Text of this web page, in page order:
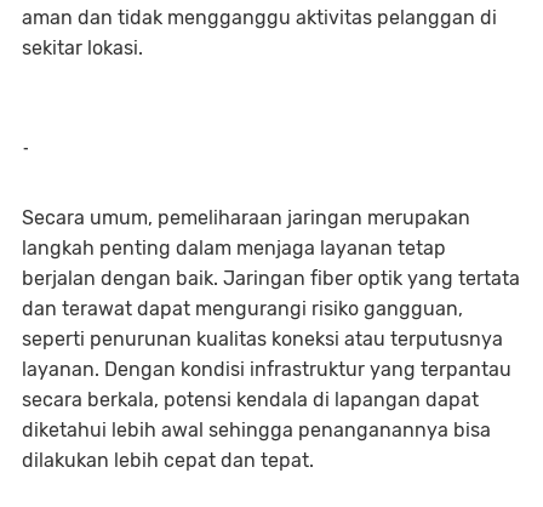
aman dan tidak mengganggu aktivitas pelanggan di
sekitar lokasi.
-
Secara umum, pemeliharaan jaringan merupakan
langkah penting dalam menjaga layanan tetap
berjalan dengan baik. Jaringan fiber optik yang tertata
dan terawat dapat mengurangi risiko gangguan,
seperti penurunan kualitas koneksi atau terputusnya
layanan. Dengan kondisi infrastruktur yang terpantau
secara berkala, potensi kendala di lapangan dapat
diketahui lebih awal sehingga penanganannya bisa
dilakukan lebih cepat dan tepat.